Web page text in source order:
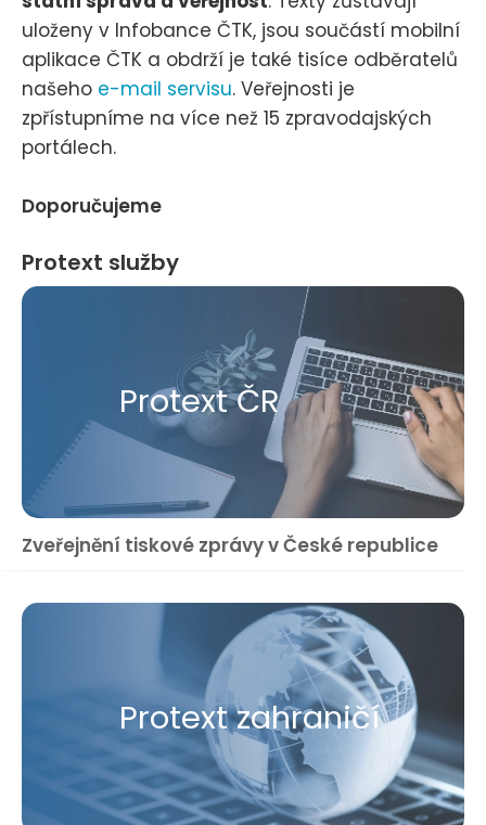
uloženy v Infobance ČTK, jsou součástí mobilní
aplikace ČTK a obdrží je také tisíce odběratelů
našeho e-mail servisu. Veřejnosti je
zpřístupníme na více než 15 zpravodajských
portálech.
Doporučujeme
Protext služby
Protext ČR
Zveřejnění tiskové zprávy v České republice
Protext zahraničí